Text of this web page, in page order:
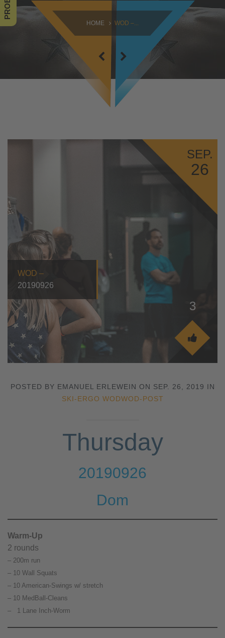
10:30 - 14:00
HOME WOD –...
SEP.
26
WOD –
20190926
3
POSTED BY EMANUEL ERLEWEIN ON SEP. 26, 2019 IN
SKI-ERGO WODWOD-POST
Thursday
20190926
Dom
Warm-Up
2 rounds
– 200m run
– 10 Wall Squats
– 10 American-Swings w/ stretch
– 10 MedBall-Cleans
– 1 Lane Inch-Worm